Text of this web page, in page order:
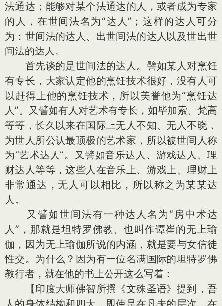
法通达；能够对某个法通达的人，或者成为专家
的人，在世间法名为“达人”；这样的达人可分
为：世间法的达人、出世间法的达人以及世出世
间法的达人。
首先谈的是世间法的达人。譬如某人对烹饪
有专长，大家认定他的烹饪技术很好，没有人可
以赶得上他的烹饪技术，所以美誉他为“烹饪达
人”。又譬如有人对艺术有专长，如毕加索、梵高
等等，长久以来在国际上无人不知、无人不晓，
为世人所公认最顶极的艺术家，所以被世间人称
为“艺术达人”。又譬如音乐达人、游戏达人、理
财达人等等，这些人在音乐上、游戏上、理财上
非常通达，无人可以相比，所以称之为某某达
人。
又譬如世间法有一种达人名为“房中术达
人”，那就是坦特罗佛教、也叫作谭崔的无上瑜
伽，因为无上瑜伽所说的内涵，就是要与女信徒
性交。为什么？因为有一位名满国际的坦特罗佛
教行者，就在他的书上公开这么写着：
【印度大师佛智所撰《文殊圣语》提到，吾
人的身体结构和四大，即使是在凡夫的层次，在